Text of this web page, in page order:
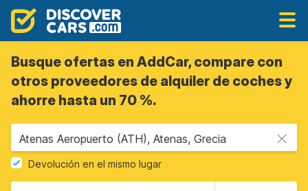
Busque ofertas en AddCar, compare con
otros proveedores de alquiler de coches y
ahorre hasta un 70 %.
Atenas Aeropuerto (ATH), Atenas, Grecia
Devolución en el mismo lugar